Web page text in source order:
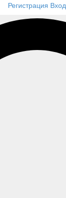
Регистрация Вход